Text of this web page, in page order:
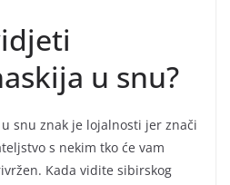
u snu?
snu znak je lojalnosti jer znači
s nekim tko će vam
Kada vidite sibirskog